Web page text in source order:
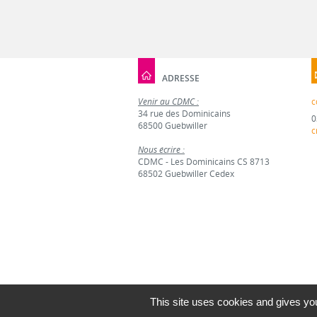
ADRESSE
Venir au CDMC :
34 rue des Dominicains
68500 Guebwiller
Nous écrire :
CDMC - Les Dominicains CS 8713
68502 Guebwiller Cedex
This site uses cookies and gives